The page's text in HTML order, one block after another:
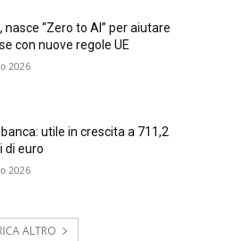
nasce “Zero to AI” per aiutare
con nuove regole UE
2026
utile in crescita a 711,2
di euro
2026
ALTRO